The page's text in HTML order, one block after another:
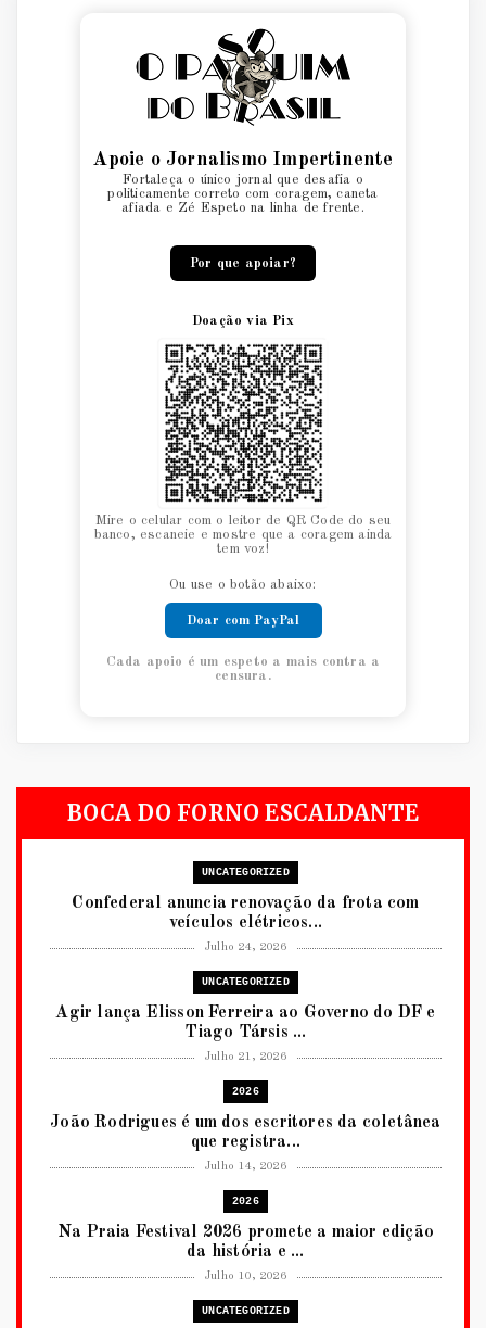
Apoie o Jornalismo Impertinente
Fortaleça o único jornal que desafia o
politicamente correto com coragem, caneta
afiada e Zé Espeto na linha de frente.
Por que apoiar?
Doação via Pix
Mire o celular com o leitor de QR Code do seu
banco, escaneie e mostre que a coragem ainda
tem voz!
Ou use o botão abaixo:
Doar com PayPal
Cada apoio é um espeto a mais contra a
censura.
BOCA DO FORNO ESCALDANTE
UNCATEGORIZED
Confederal anuncia renovação da frota com
veículos elétricos...
Julho 24, 2026
UNCATEGORIZED
Agir lança Elisson Ferreira ao Governo do DF e
Tiago Társis ...
Julho 21, 2026
2026
João Rodrigues é um dos escritores da coletânea
que registra...
Julho 14, 2026
2026
Na Praia Festival 2026 promete a maior edição
da história e ...
Julho 10, 2026
UNCATEGORIZED